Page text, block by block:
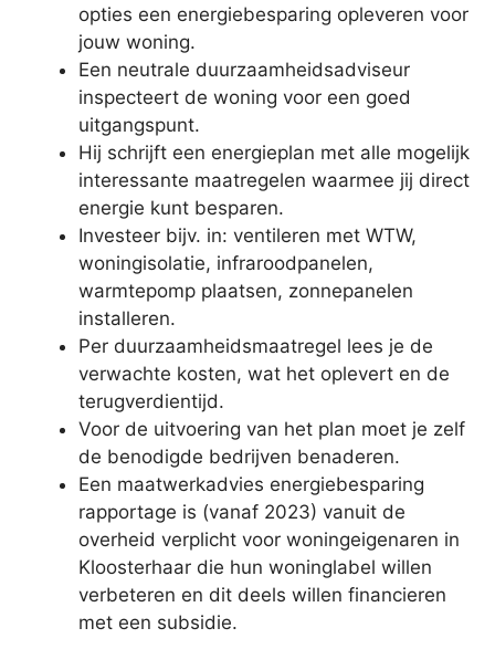
opties een energiebesparing opleveren voor
jouw woning.
Een neutrale duurzaamheidsadviseur
inspecteert de woning voor een goed
uitgangspunt.
Hij schrijft een energieplan met alle mogelijk
interessante maatregelen waarmee jij direct
energie kunt besparen.
Investeer bijv. in: ventileren met WTW,
woningisolatie, infraroodpanelen,
warmtepomp plaatsen, zonnepanelen
installeren.
Per duurzaamheidsmaatregel lees je de
verwachte kosten, wat het oplevert en de
terugverdientijd.
Voor de uitvoering van het plan moet je zelf
de benodigde bedrijven benaderen.
Een maatwerkadvies energiebesparing
rapportage is (vanaf 2023) vanuit de
overheid verplicht voor woningeigenaren in
Kloosterhaar die hun woninglabel willen
verbeteren en dit deels willen financieren
met een subsidie.